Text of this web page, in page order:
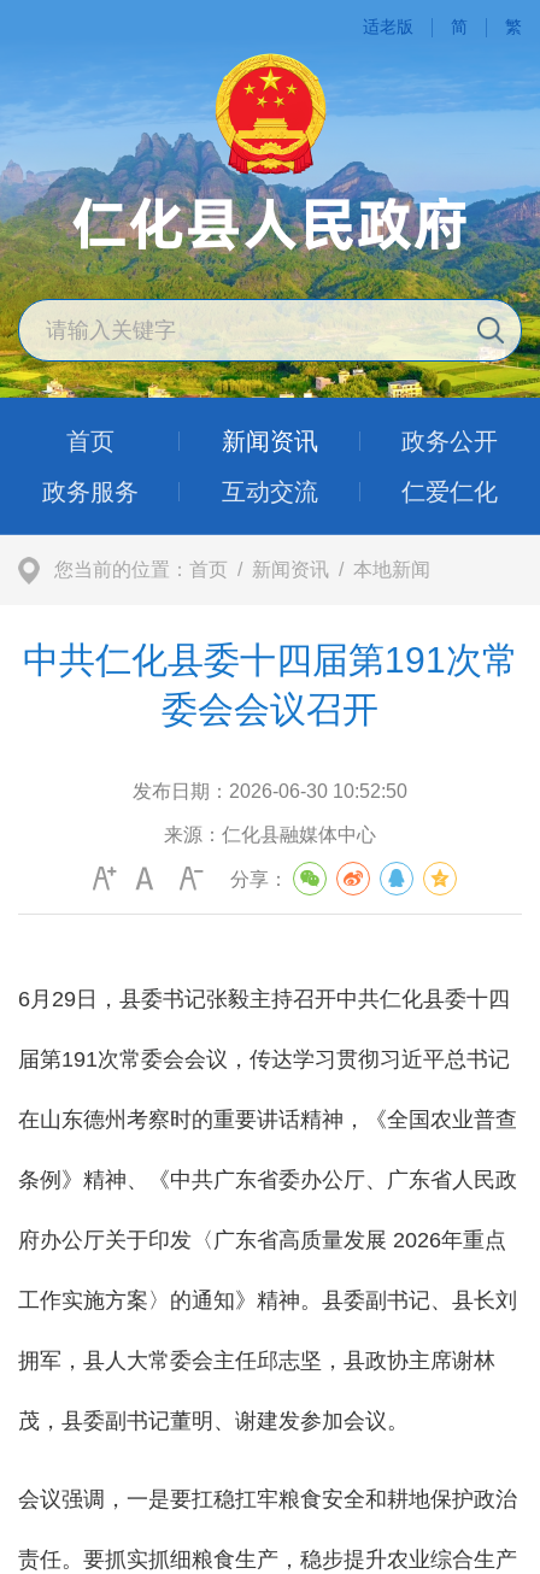
适老版 简 繁
首页 新闻资讯
政务公开
政务服务
互动交流 仁爱仁化
您当前的位置： 首页 / 新闻资讯 / 本地新闻
中共仁化县委十四届第191次常
委会会议召开
发布日期： 2026-06-30 10:52:50
来源： 仁化县融媒体中心
分享：
6月29日，县委书记张毅主持召开中共仁化县委十四
届第191次常委会会议，传达学习贯彻习近平总书记
在山东德州考察时的重要讲话精神，《全国农业普查
条例》精神、《中共广东省委办公厅、广东省人民政
府办公厅关于印发〈广东省高质量发展 2026年重点
工作实施方案〉的通知》精神。县委副书记、县长刘
拥军，县人大常委会主任邱志坚，县政协主席谢林
茂，县委副书记董明、谢建发参加会议。
会议强调，一是要扛稳扛牢粮食安全和耕地保护政治
责任。要抓实抓细粮食生产，稳步提升农业综合生产